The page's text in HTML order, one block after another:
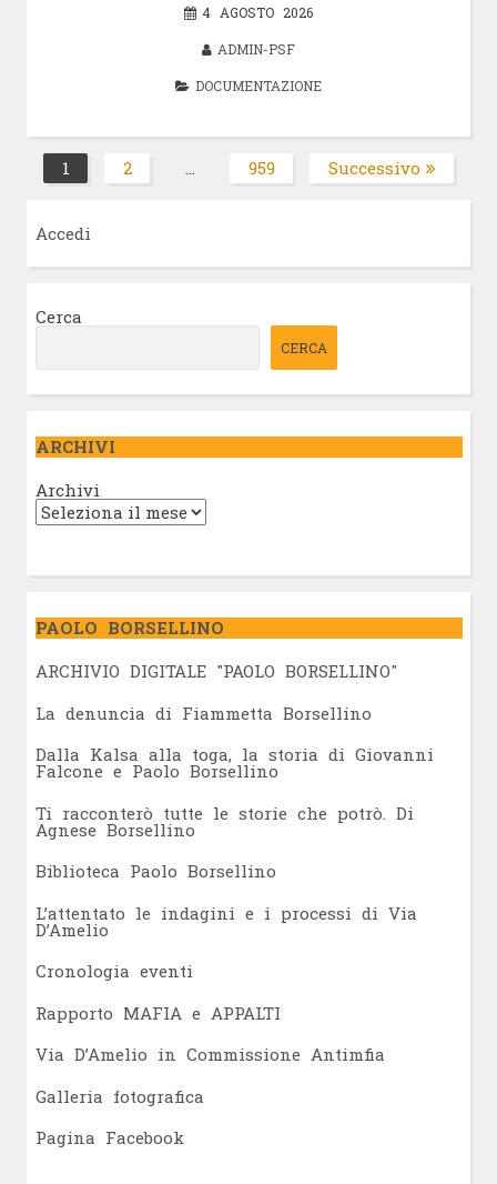
4 AGOSTO 2026
ADMIN-PSF
DOCUMENTAZIONE
Paginazione
articoli
Pagina
1 Pagina
2 … Pagina
959 Successivo
Accedi
Cerca
CERCA
ARCHIVI
Archivi
PAOLO BORSELLINO
ARCHIVIO DIGITALE "PAOLO BORSELLINO"
La denuncia di Fiammetta Borsellino
Dalla Kalsa alla toga, la storia di Giovanni
Falcone e Paolo Borsellino
Ti racconterò tutte le storie che potrò. Di
Agnese Borsellino
Biblioteca Paolo Borsellino
L’attentato le indagini e i processi di Via
D’Amelio
Cronologia eventi
Rapporto MAFIA e APPALTI
Via D’Amelio in Commissione Antimfia
Galleria fotografica
Pagina Facebook